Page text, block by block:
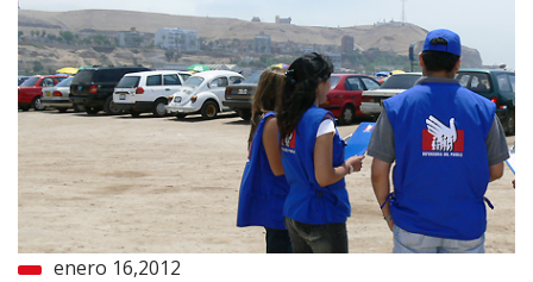
enero 16,2012